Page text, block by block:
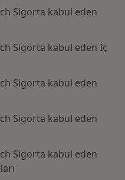
Sigorta kabul eden
Sigorta kabul eden İç
Sigorta kabul eden
Sigorta kabul eden
Sigorta kabul eden